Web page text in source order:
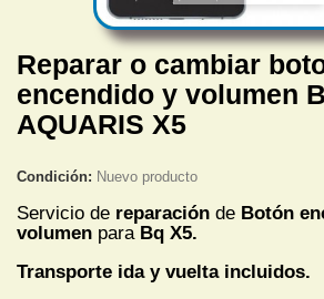
Reparar o cambiar
encendido y volumen
AQUARIS X5
Condición: Nuevo producto
Servicio de reparación de Botón
volumen para Bq X5.
Transporte ida y vuelta incluidos.